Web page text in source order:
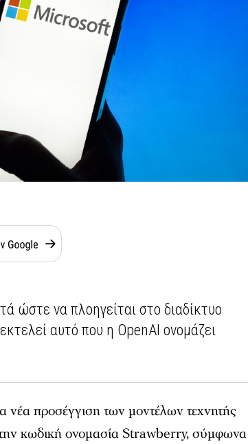
ώστε να πλοηγείται στο διαδίκτυο
αυτό που η OpenAI ονομάζει
νέα προσέγγιση των μοντέλων τεχνητής
κωδική ονομασία Strawberry, σύμφωνα